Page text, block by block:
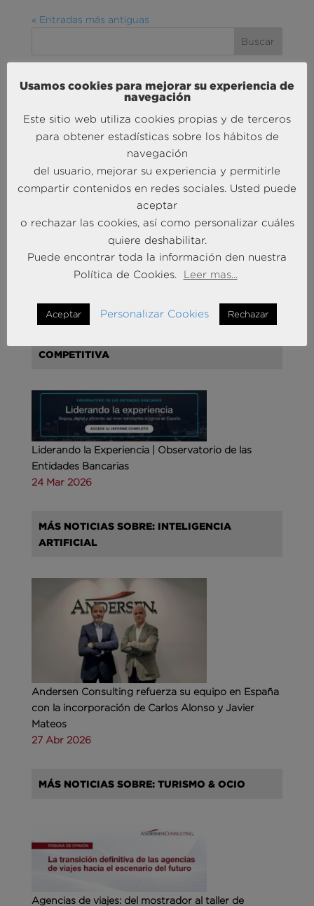
« Entradas más antiguas
MÁS NOTICIAS SOBRE: ACTUALIDAD
Andersen Consulting refuerza su crecimiento en
España con la incorporación de Francisco Puertas
como Socio Responsable de Human Capital
COMPETITIVA
Liderando la Experiencia | Observatorio de las
Entidades Bancarias
24 Mar 2026
MÁS NOTICIAS SOBRE: INTELIGENCIA
ARTIFICIAL
Andersen Consulting refuerza su equipo en España
con la incorporación de Carlos Alonso y Javier
Mateos
27 Abr 2026
MÁS NOTICIAS SOBRE: TURISMO & OCIO
Agencias de viajes: del mostrador al taller de
Usamos cookies para mejorar su experiencia de
navegación
Este sitio web utiliza cookies propias y de terceros
para obtener estadísticas sobre los hábitos de
navegación
del usuario, mejorar su experiencia y permitirle
compartir contenidos en redes sociales. Usted puede
aceptar
o rechazar las cookies, así como personalizar cuáles
quiere deshabilitar.
Puede encontrar toda la información den nuestra
Política de Cookies.
Leer mas...
Aceptar Personalizar Cookies Rechazar